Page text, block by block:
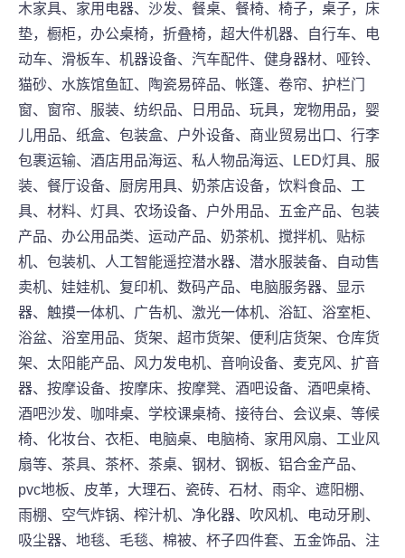
木家具、家用电器、沙发、餐桌、餐椅、椅子，桌子，床
垫，橱柜，办公桌椅，折叠椅，超大件机器、自行车、电
动车、滑板车、机器设备、汽车配件、健身器材、哑铃、
猫砂、水族馆鱼缸、陶瓷易碎品、帐篷、卷帘、护栏门
窗、窗帘、服装、纺织品、日用品、玩具，宠物用品，婴
儿用品、纸盒、包装盒、户外设备、商业贸易出口、行李
包裹运输、酒店用品海运、私人物品海运、LED灯具、服
装、餐厅设备、厨房用具、奶茶店设备，饮料食品、工
具、材料、灯具、农场设备、户外用品、五金产品、包装
产品、办公用品类、运动产品、奶茶机、搅拌机、贴标
机、包装机、人工智能遥控潜水器、潜水服装备、自动售
卖机、娃娃机、复印机、数码产品、电脑服务器、显示
器、触摸一体机、广告机、激光一体机、浴缸、浴室柜、
浴盆、浴室用品、货架、超市货架、便利店货架、仓库货
架、太阳能产品、风力发电机、音响设备、麦克风、扩音
器、按摩设备、按摩床、按摩凳、酒吧设备、酒吧桌椅、
酒吧沙发、咖啡桌、学校课桌椅、接待台、会议桌、等候
椅、化妆台、衣柜、电脑桌、电脑椅、家用风扇、工业风
扇等、茶具、茶杯、茶桌、钢材、钢板、铝合金产品、
pvc地板、皮革，大理石、瓷砖、石材、雨伞、遮阳棚、
雨棚、空气炸锅、榨汁机、净化器、吹风机、电动牙刷、
吸尘器、地毯、毛毯、棉被、杯子四件套、五金饰品、注